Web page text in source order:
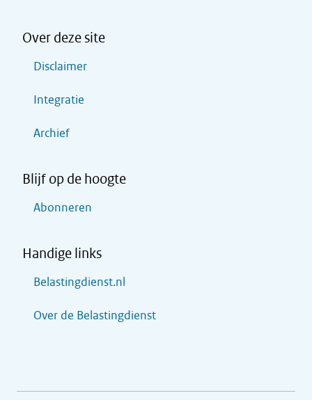
Over deze site
Disclaimer
Integratie
Archief
Blijf op de hoogte
Abonneren
Handige links
Belastingdienst.nl
Over de Belastingdienst